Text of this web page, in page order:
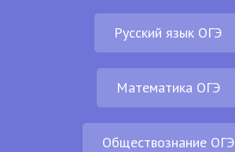
Русский язык ОГЭ
Математика ОГЭ
Обществознание ОГЭ